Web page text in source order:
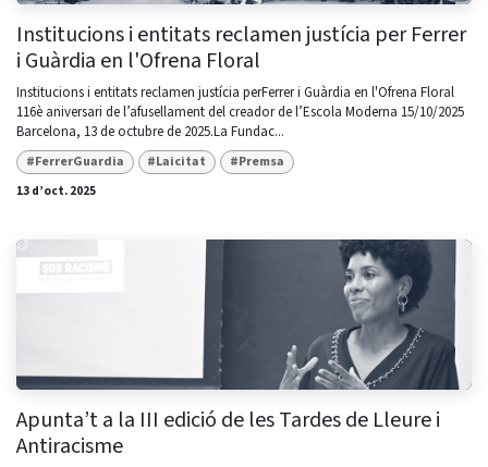
Institucions i entitats reclamen justícia per Ferrer
i Guàrdia en l'Ofrena Floral
Institucions i entitats reclamen justícia perFerrer i Guàrdia en l'Ofrena Floral
116è aniversari de l’afusellament del creador de l’Escola Moderna 15/10/2025
Barcelona, 13 de octubre de 2025.La Fundac...
#FerrerGuardia #Laicitat
#Premsa
13 d’oct. 2025
Apunta’t a la III edició de les Tardes de Lleure i
Antiracisme